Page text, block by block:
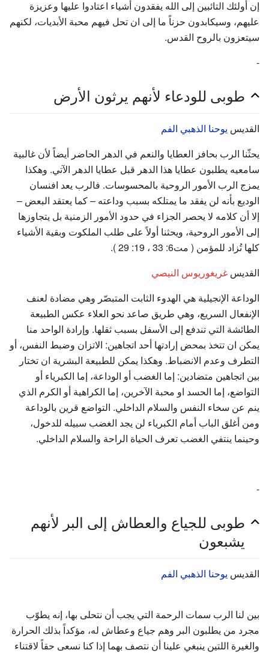
إن أولئك التائبين إلى الله يفقدون أشياء اعتادوا عليها وعزيزة
عليهم، وسيكابدون حزناً ما إلى ان تحل فيهم محبة الأبديات، لكنهم
سيتعزون بالروح القدس.
-
طوبى للودعاء لأنهم يرثون الأرض
القديس يوحنا الذهبي الفم
يحثّنا الرب بحافز العطايا والنعم في الدهر الحاضر أيضاً لأن غالبية
سامعيه يطلبون عطايا هذا الدهر قبل عطايا الدهر الآتي. وهكذا
يمزج الرب الأمور الروحية بالمحسوسات. فالرب يعد افنسان
الوديع بأنه لن يفقد ما يمتلكه بسبب وداعته – كما يعتقد البعض –
إلا أن كلامه لا يحصر الجزاء في حدود الأمور الزمنية بل يتجاوزها
إلى الأمور الروحية، ويحثنا أولاً على طلب الملكوت وبقية الأشياء
كلها تُزاد للمؤمن ( مت6: 33 ، 19: 29 ).
القديس غريغوريوس النيصي
الوداعة الإنجيلية هي الهدوء الثابت المتبصّر وهي مضادة لعنف
الإنفعال السريع، وهي طريق صاعد نحو العلاء عكس الطبيعة
الطائشة التي تندفع إلى الأسفل بسبب ثقلها. وإرادة الواحد منا
يمكن ان تتخذ بمحض إرادتها أحد اتجاهين: الاتزان وضبط النفس، أو
التطرف وعدم الانضباط. وهكذا يمكن للطبيعة البشرية ان تختار
بين اتجاهين متضادين: إما الغضب أو الوداعة، إما الكبرياء أو
التواضع، إما الحسد او محبة الآخرين، إما الكراهية أو الكرم الذي
ينم عن سخاء النفس والسلام الداخلي. التواضع قرين بالوداعة
ومن أغلق الباب أمام الكبرياء لن يجد الغضب سبيله للدخول،
وحينما ينتفي الغضب تعرف الحياة الراحة والسلام الداخلي.
-
طوبى للجياع والعطاش إلى البر لأنهم
يشبعون
القديس يوحنا الذهبي الفم
بين لنا الرب سمات الرحمة التي يجب أن نتحلى بها، إنه يطوّب
مجرد من يطلبون البر وهم جياع وعطاش له، مؤكداً بذلك الحرارة
والغيرة اللتين ينبغي علينا أن نتصف بهما إذا كنا نسعى حقاً لاقتناء